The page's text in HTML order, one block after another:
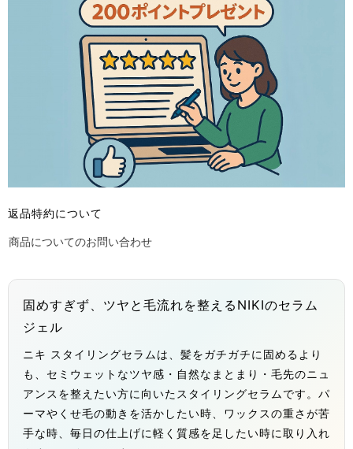
返品特約について
商品についてのお問い合わせ
固めすぎず、ツヤと毛流れを整えるNIKIのセラム
ジェル
ニキ スタイリングセラムは、髪をガチガチに固めるより
も、セミウェットなツヤ感・自然なまとまり・毛先のニュ
アンスを整えたい方に向いたスタイリングセラムです。パ
ーマやくせ毛の動きを活かしたい時、ワックスの重さが苦
手な時、毎日の仕上げに軽く質感を足したい時に取り入れ